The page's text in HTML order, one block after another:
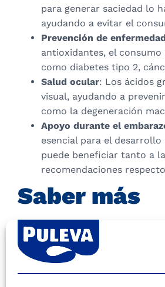
para generar saciedad lo
ayudando a evitar el
Prevención de
antioxidantes, el
como diabetes tipo 2,
Salud ocular: Los ácidos
visual, ayudando a
como la degeneración
Apoyo durante el
esencial para el
puede beneficiar tanto a
recomendaciones
Saber más
A pesar de sus beneficios, se
pequeños y mujeres
mercurio. Sin embargo,
puede contrarrestar parte de